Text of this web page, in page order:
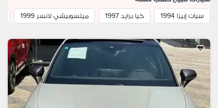
سيات إبيزا 1994
كيا برايد 1997 ميتسوبيشي لانسر 1999